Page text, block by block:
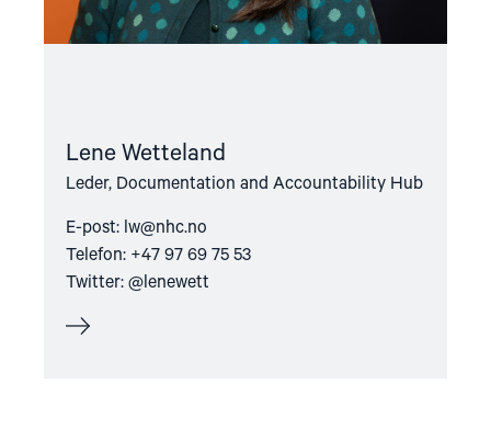
Lene Wetteland
Leder, Documentation and Accountability Hub
E-post: lw@nhc.no
Telefon: +47 97 69 75 53
Twitter: @lenewett